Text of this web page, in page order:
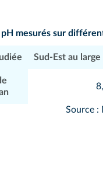
pH mesurés sur
Sud-Est au
Source :